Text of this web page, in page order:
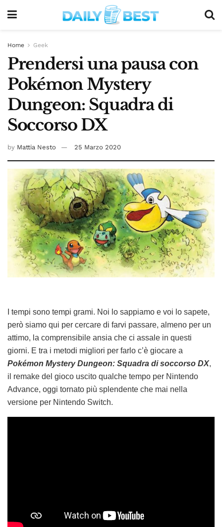
Home Geek
Prendersi una pausa con
Pokémon Mystery
Dungeon: Squadra di
Soccorso DX
by Mattia Nesto 25 Marzo 2020
I tempi sono tempi grami. Noi lo sappiamo e voi lo sapete,
però siamo qui per cercare di farvi passare, almeno per un
attimo, la comprensibile ansia che ci assale in questi
giorni. E tra i metodi migliori per farlo c’è giocare a
Pokémon Mystery Dungeon: Squadra di soccorso DX,
il remake del gioco uscito qualche tempo per Nintendo
Advance, oggi tornato più splendente che mai nella
versione per Nintendo Switch.